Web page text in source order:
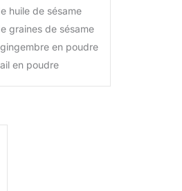
huile de sésame
graines de sésame
en poudre
en poudre